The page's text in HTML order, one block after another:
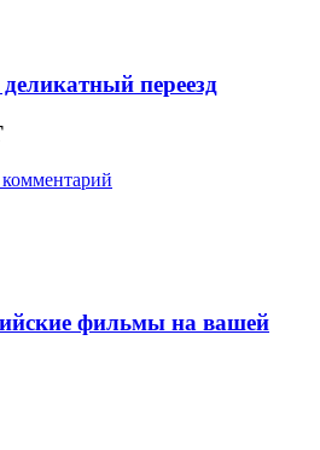
переезд
фильмы на вашей